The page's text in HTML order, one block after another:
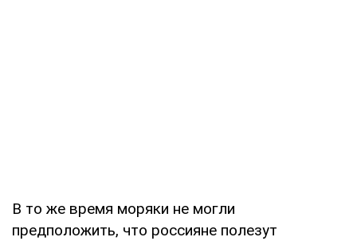
В то же время моряки не могли
предположить, что россияне полезут